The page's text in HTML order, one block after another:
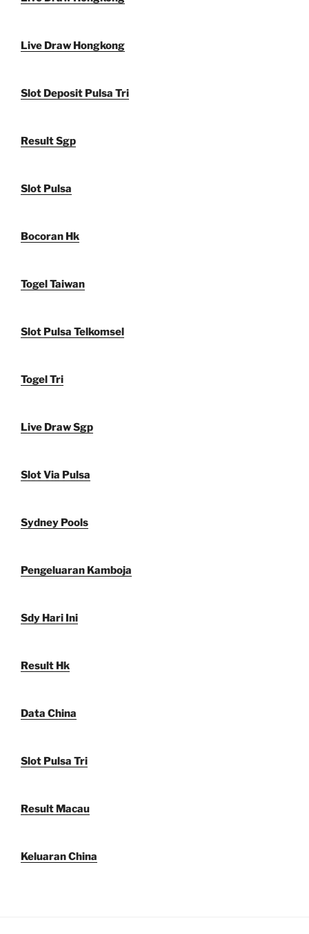
Live Draw Hongkong
Slot Deposit Pulsa Tri
Result Sgp
Slot Pulsa
Bocoran Hk
Togel Taiwan
Slot Pulsa Telkomsel
Togel Tri
Live Draw Sgp
Slot Via Pulsa
Sydney Pools
Pengeluaran Kamboja
Sdy Hari Ini
Result Hk
Data China
Slot Pulsa Tri
Result Macau
Keluaran China